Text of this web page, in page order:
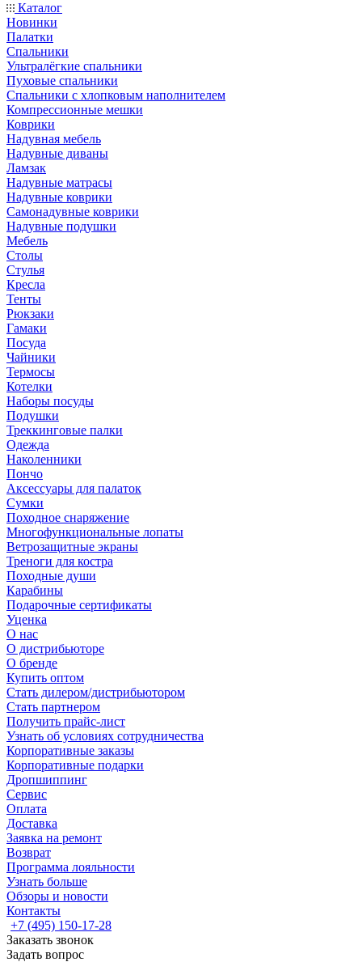
Каталог
Новинки
Палатки
Спальники
Ультралёгкие спальники
Пуховые спальники
Спальники с хлопковым наполнителем
Компрессионные мешки
Коврики
Надувная мебель
Надувные диваны
Ламзак
Надувные матрасы
Надувные коврики
Самонадувные коврики
Надувные подушки
Мебель
Столы
Стулья
Кресла
Тенты
Рюкзаки
Гамаки
Посуда
Чайники
Термосы
Котелки
Наборы посуды
Подушки
Треккинговые палки
Одежда
Наколенники
Пончо
Аксессуары для палаток
Сумки
Походное снаряжение
Многофункциональные лопаты
Ветрозащитные экраны
Треноги для костра
Походные души
Карабины
Подарочные сертификаты
Уценка
О нас
О дистрибьюторе
О бренде
Купить оптом
Стать дилером/дистрибьютором
Стать партнером
Получить прайс-лист
Узнать об условиях сотрудничества
Корпоративные заказы
Корпоративные подарки
Дропшиппинг
Сервис
Оплата
Доставка
Заявка на ремонт
Возврат
Программа лояльности
Узнать больше
Обзоры и новости
Контакты
+7 (495) 150-17-28
Заказать звонок
Задать вопрос